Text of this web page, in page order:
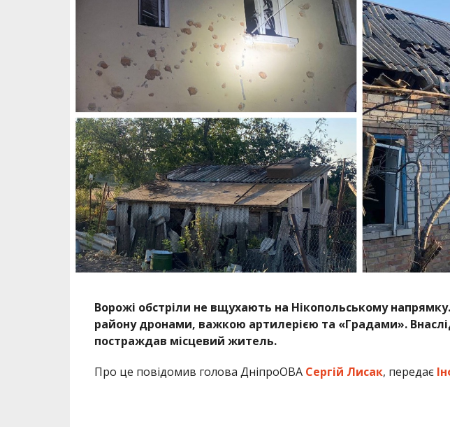
Ворожі обстріли не вщухають на Нікопольському
району дронами, важкою артилерією та «Градами».
постраждав місцевий житель.
Про це повідомив голова ДніпроОВА Сергій Лисак, передає